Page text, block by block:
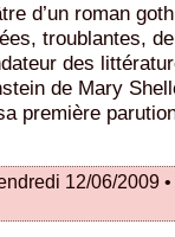
d’un roman
troublantes,
des
de Mary
première
12/06/2009 •